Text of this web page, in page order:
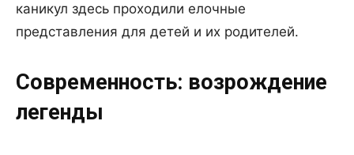
каникул здесь проходили елочные
представления для детей и их родителей.
Современность: возрождение
легенды